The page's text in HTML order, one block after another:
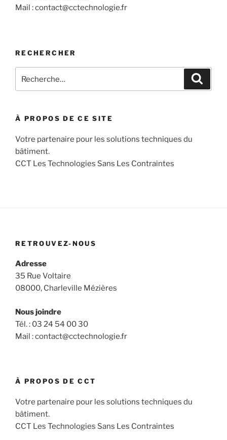
Mail : contact@cctechnologie.fr
RECHERCHER
pour
À PROPOS DE CE SITE
Votre partenaire pour les solutions techniques du
bâtiment.
CCT Les Technologies Sans Les Contraintes
RETROUVEZ-NOUS
Adresse
35 Rue Voltaire
08000, Charleville Mézières
Nous joindre
Tél. : 03 24 54 00 30
Mail : contact@cctechnologie.fr
À PROPOS DE CCT
Votre partenaire pour les solutions techniques du
bâtiment.
CCT Les Technologies Sans Les Contraintes